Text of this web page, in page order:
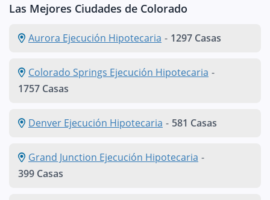
Las Mejores Ciudades de Colorado
Aurora Ejecución Hipotecaria - 1297 Casas
Colorado Springs Ejecución Hipotecaria -
1757 Casas
Denver Ejecución Hipotecaria - 581 Casas
Grand Junction Ejecución Hipotecaria -
399 Casas